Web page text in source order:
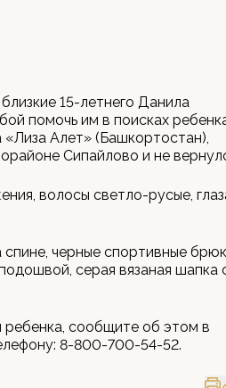
15-летнего Данила
помочь им в поисках
Алет» (Башкортостан),
Сипайлово и не
волосы светло-русые,
черные спортивные
серая вязаная шапка
сообщите об этом в
8-800-700-54-52.